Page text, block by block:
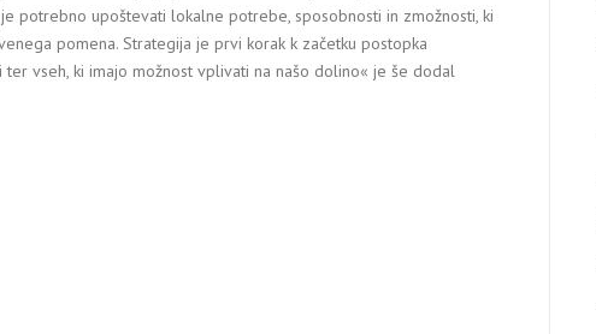
potrebno upoštevati lokalne potrebe, sposobnosti in zmožnosti, ki
pomena. Strategija je prvi korak k začetku postopka
vseh, ki imajo možnost vplivati na našo dolino« je še dodal